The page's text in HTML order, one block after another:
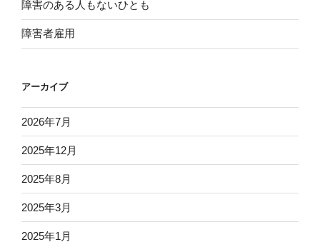
障害のある人もないひとも
障害者雇用
アーカイブ
2026年7月
2025年12月
2025年8月
2025年3月
2025年1月